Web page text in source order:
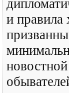
и правила